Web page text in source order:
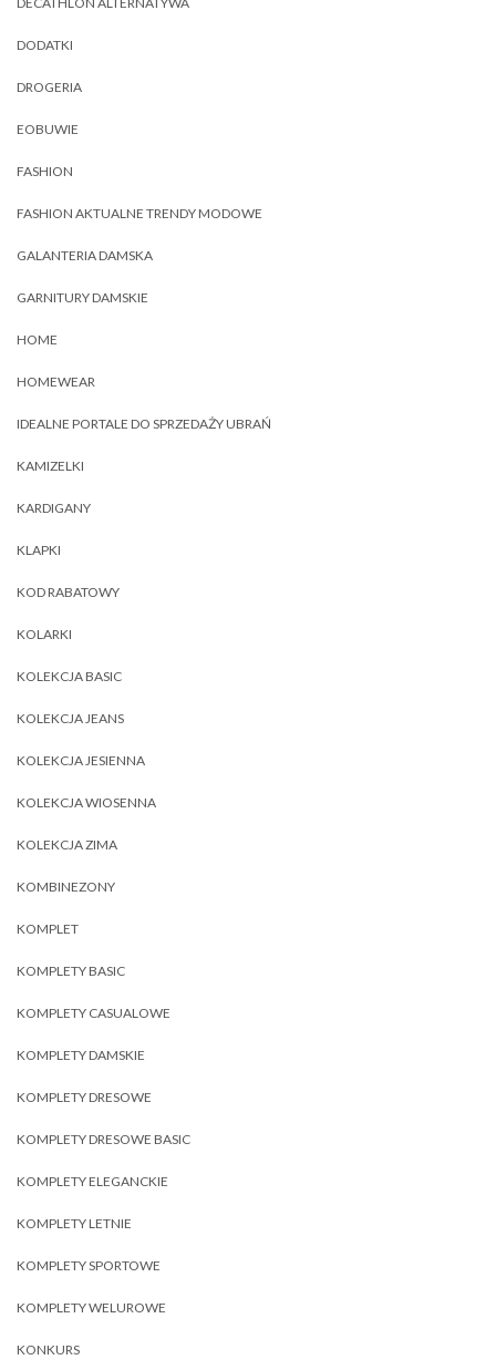
DODATKI
DROGERIA
EOBUWIE
FASHION
FASHION AKTUALNE TRENDY MODOWE
GALANTERIA DAMSKA
GARNITURY DAMSKIE
HOME
HOMEWEAR
IDEALNE PORTALE DO SPRZEDAŻY UBRAŃ
KAMIZELKI
KARDIGANY
KLAPKI
KOD RABATOWY
KOLARKI
KOLEKCJA BASIC
KOLEKCJA JEANS
KOLEKCJA JESIENNA
KOLEKCJA WIOSENNA
KOLEKCJA ZIMA
KOMBINEZONY
KOMPLET
KOMPLETY BASIC
KOMPLETY CASUALOWE
KOMPLETY DAMSKIE
KOMPLETY DRESOWE
KOMPLETY DRESOWE BASIC
KOMPLETY ELEGANCKIE
KOMPLETY LETNIE
KOMPLETY SPORTOWE
KOMPLETY WELUROWE
KONKURS